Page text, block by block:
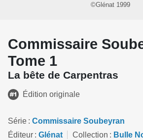
©Glénat 1999
Commissaire
Tome 1
La bête de Carpentras
Édition originale
Série
Commissaire Soubeyran
Éditeur
Glénat Collection Bulle